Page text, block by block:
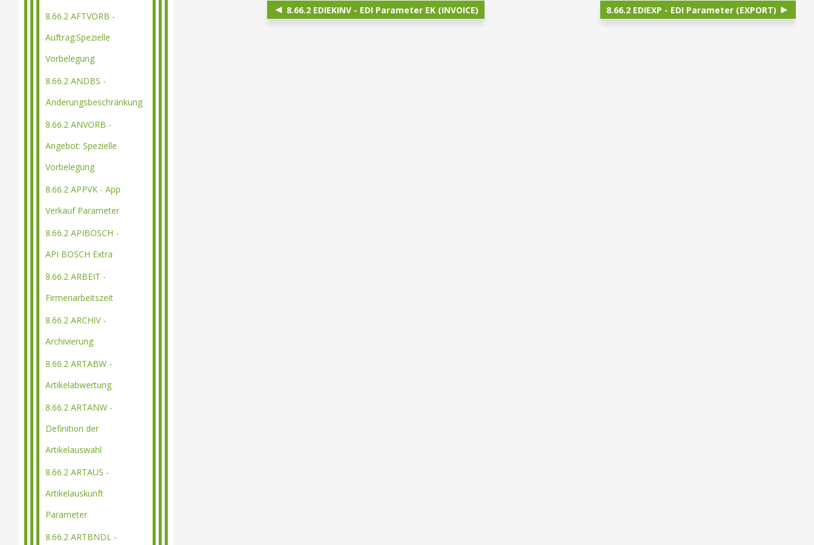
8.66.2 AFTVORB -
Auftrag:Spezielle
Vorbelegung
8.66.2 ANDBS -
Änderungsbeschränkung
8.66.2 ANVORB -
Angebot: Spezielle
Vorbelegung
8.66.2 APPVK - App
Verkauf Parameter
8.66.2 APIBOSCH -
API BOSCH Extra
8.66.2 ARBEIT -
Firmenarbeitszeit
8.66.2 ARCHIV -
Archivierung
8.66.2 ARTABW -
Artikelabwertung
8.66.2 ARTANW -
Definition der
Artikelauswahl
8.66.2 ARTAUS -
Artikelauskunft
Parameter
8.66.2 ARTBNDL -
8.66.2 EDIEKINV - EDI Parameter EK (INVOICE) 8.66.2 EDIEXP - EDI Parameter (EXPORT)